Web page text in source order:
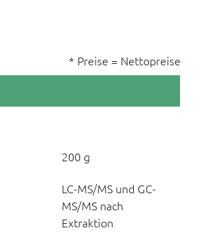
* Preise = Nettopreise
200 g
LC-MS/MS und GC-
MS/MS nach
Extraktion